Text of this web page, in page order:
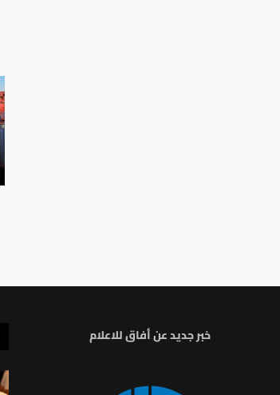
خبر جديد عن أفاق للاعلام